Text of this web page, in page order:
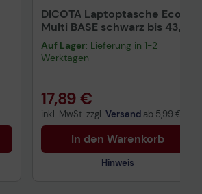
DICOTA Laptoptasche Eco
Multi BASE schwarz bis 43,9
cm (17,3 Zoll)
Auf Lager: Lieferung in 1-2
Werktagen
17,89 €
inkl. MwSt. zzgl. Versand ab 5,99 €
In den Warenkorb
Hinweis